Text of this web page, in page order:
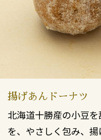
揚げあんドーナツ
北海道十勝産の小豆
を、やさしく包み、